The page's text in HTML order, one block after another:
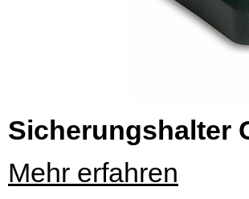
Sicherungshalter
Mehr erfahren